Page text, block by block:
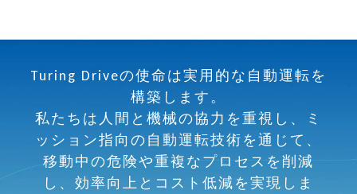
Turing Driveの使命は実用的な自動運転を
構築します。
私たちは人間と機械の協力を重視し、ミ
ッション指向の自動運転技術を通じて、
移動中の危険や重複なプロセスを削減
し、効率向上とコスト低減を実現しま